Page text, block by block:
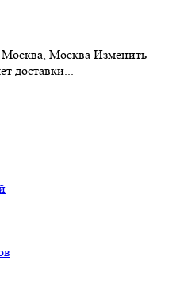
Москва, Москва Изменить
доставки...